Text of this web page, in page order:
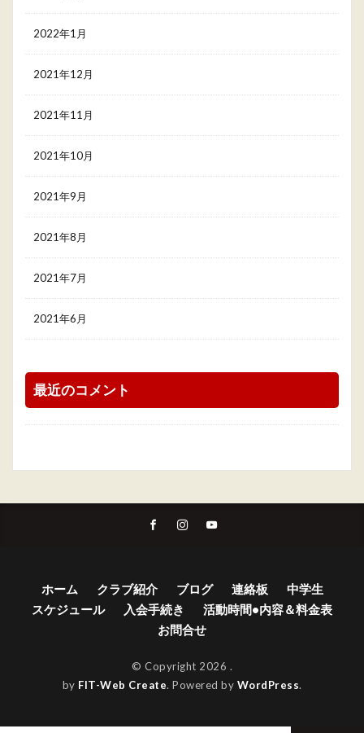
2022年1月
2021年12月
2021年11月
2021年10月
2021年9月
2021年8月
2021年7月
2021年6月
最近のコメント
ホーム クラブ紹介 ブログ 連絡板
中学生
スケジュール
入会手続き
活動時間•内容＆料金表
お問合せ
© Copyright 2026 .
by FIT-Web Create. Powered by WordPress.